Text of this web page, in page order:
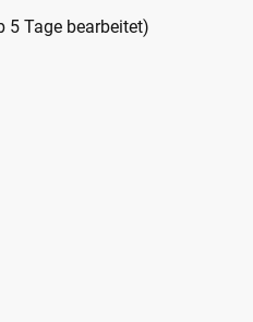
5 Tage bearbeitet)